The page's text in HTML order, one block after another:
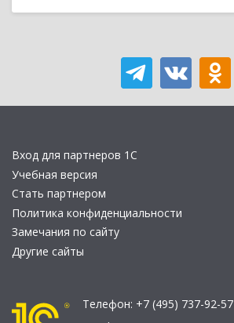
Вход для партнеров 1С
Учебная версия
Стать партнером
Политика конфиденциальности
Замечания по сайту
Другие сайты
Телефон: +7 (495) 737-92-57